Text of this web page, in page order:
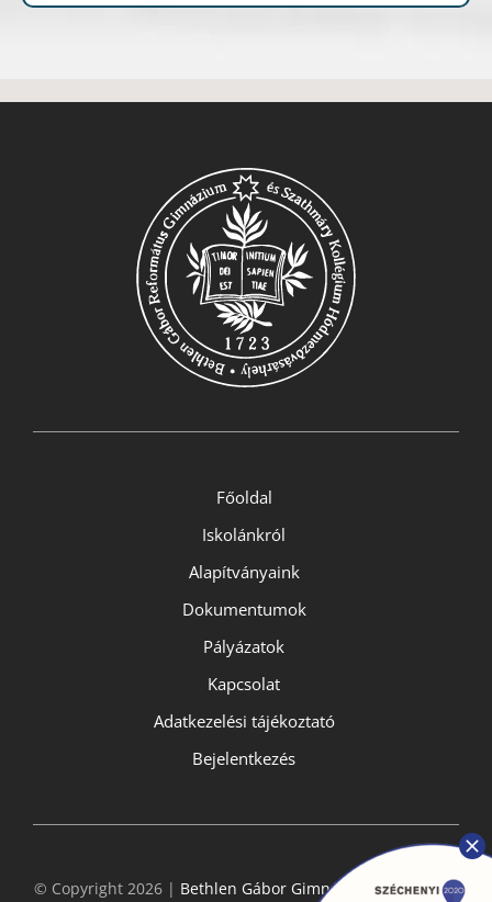
Főoldal
Iskolánkról
Alapítványaink
Dokumentumok
Pályázatok
Kapcsolat
Adatkezelési tájékoztató
Bejelentkezés
© Copyright 2026 | Bethlen Gábor Gimnázium- All Rights